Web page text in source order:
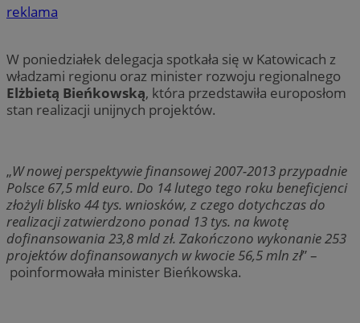
reklama
W poniedziałek delegacja spotkała się w Katowicach z
władzami regionu oraz minister rozwoju regionalnego
Elżbietą Bieńkowską, która przedstawiła europosłom
stan realizacji unijnych projektów.
„W nowej perspektywie finansowej 2007-2013 przypadnie
Polsce 67,5 mld euro. Do 14 lutego tego roku beneficjenci
złożyli blisko 44 tys. wniosków, z czego dotychczas do
realizacji zatwierdzono ponad 13 tys. na kwotę
dofinansowania 23,8 mld zł. Zakończono wykonanie 253
projektów dofinansowanych w kwocie 56,5 mln zł” –
poinformowała minister Bieńkowska.